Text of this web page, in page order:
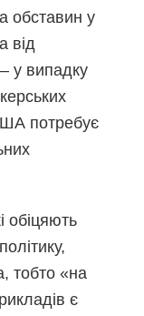
обставин у
від
у випадку
потребує
обіцяють
тобто «на
є